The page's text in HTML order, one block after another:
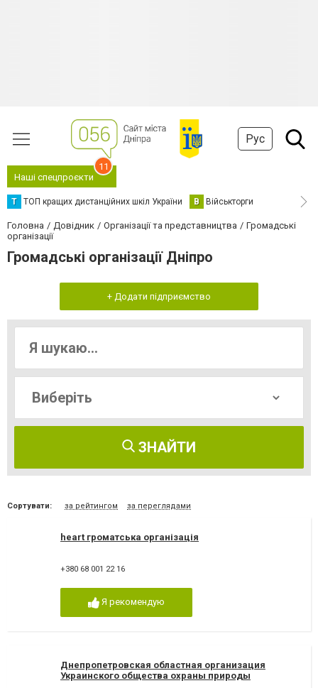
Рус
Наші спецпроєкти
11
Т ТОП кращих дистанційних шкіл України В Військторги
Головна Довідник Організації та представництва
Громадські
організації
Громадські організації Дніпро
+ Додати підприємство
ЗНАЙТИ
Сортувати: за рейтингом за переглядами
heart громатська організація
+380 68 001 22 16
Я рекомендую
Днепропетровская областная организация
Украинского общества охраны природы